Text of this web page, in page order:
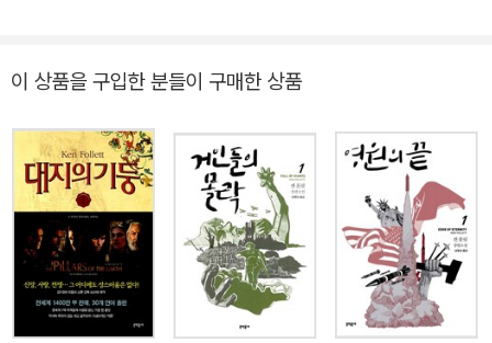
이 상품을 구입한 분들이 구매한 상품